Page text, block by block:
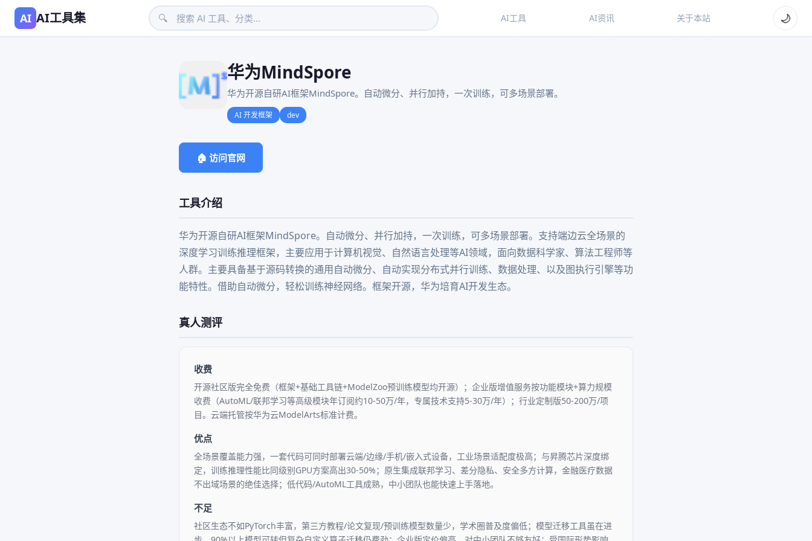
AI AI工具集 🔍 AI工具 AI资讯 关于本站 🌙
华为MindSpore
华为开源自研AI框架MindSpore。自动微分、并行加持，一次训练，可多场景部署。
AI 开发框架 dev
🏠 访问官网
工具介绍
华为开源自研AI框架MindSpore。自动微分、并行加持，一次训练，可多场景部署。支持端边云全场景的
深度学习训练推理框架，主要应用于计算机视觉、自然语言处理等AI领域，面向数据科学家、算法工程师等
人群。主要具备基于源码转换的通用自动微分、自动实现分布式并行训练、数据处理、以及图执行引擎等功
能特性。借助自动微分，轻松训练神经网络。框架开源，华为培育AI开发生态。
真人测评
收费
开源社区版完全免费（框架+基础工具链+ModelZoo预训练模型均开源）；企业版增值服务按功能模块+算力规模
收费（AutoML/联邦学习等高级模块年订阅约10-50万/年，专属技术支持5-30万/年）；行业定制版50-200万/项
目。云端托管按华为云ModelArts标准计费。
优点
全场景覆盖能力强，一套代码可同时部署云端/边缘/手机/嵌入式设备，工业场景适配度极高；与昇腾芯片深度绑
定，训练推理性能比同级别GPU方案高出30-50%；原生集成联邦学习、差分隐私、安全多方计算，金融医疗数据
不出域场景的绝佳选择；低代码/AutoML工具成熟，中小团队也能快速上手落地。
不足
社区生态不如PyTorch丰富，第三方教程/论文复现/预训练模型数量少，学术圈普及度偏低；模型迁移工具虽在进